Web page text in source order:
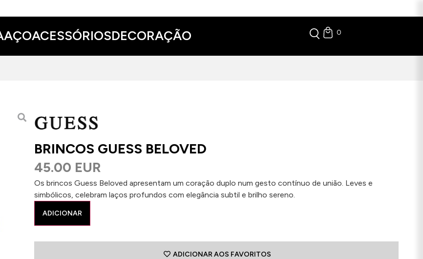
AÇOACESSÓRIOSDECORAÇÃO 0
BRINCOS GUESS BELOVED
45.00 EUR
Os brincos Guess Beloved apresentam um coração duplo num gesto contínuo de união. Leves e
simbólicos, celebram laços profundos com elegância subtil e brilho sereno.
ADICIONAR
ADICIONAR AOS FAVORITOS